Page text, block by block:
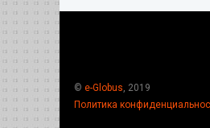
© e-Globus , 2019
Политика